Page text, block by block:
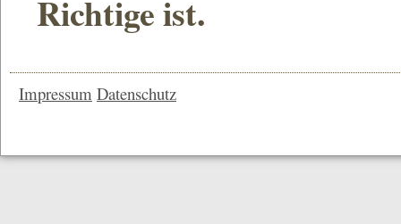
Richtige ist.
Impressum Datenschutz